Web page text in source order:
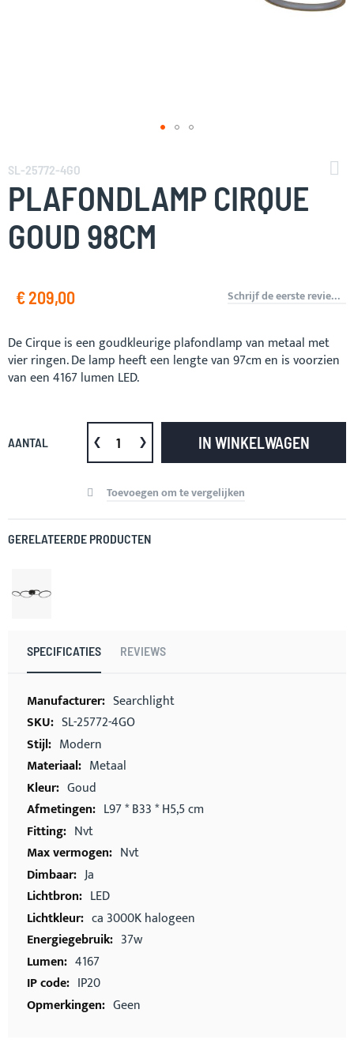
naar
het
begin
van
de
afbeeldingen-
SL-25772-4GO
PLAFONDLAMP CIRQUE
GOUD 98CM
€ 209,00 Schrijf de eerste review over dit product
De Cirque is een goudkleurige plafondlamp van metaal met
vier ringen. De lamp heeft een lengte van 97cm en is voorzien
van een 4167 lumen LED.
AANTAL IN WINKELWAGEN
Toevoegen om te vergelijken
GERELATEERDE PRODUCTEN
SPECIFICATIES REVIEWS
Meer
informatie
Searchlight
SL-25772-4GO
Modern
Metaal
Goud
L97 * B33 * H5,5 cm
Nvt
Nvt
Ja
LED
ca 3000K halogeen
37w
4167
IP20
Geen